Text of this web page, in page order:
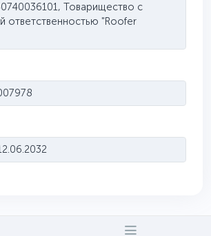
Товарищество с
ответственностью "Roofer